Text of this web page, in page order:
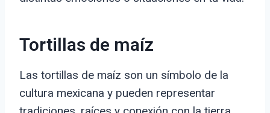
Tortillas de maíz
Las tortillas de maíz son un símbolo de la
cultura mexicana y pueden representar